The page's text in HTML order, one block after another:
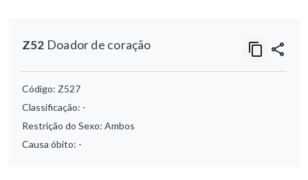
Z52 Doador de coração
Código: Z527
Classificação: -
Restrição do Sexo: Ambos
Causa óbito: -